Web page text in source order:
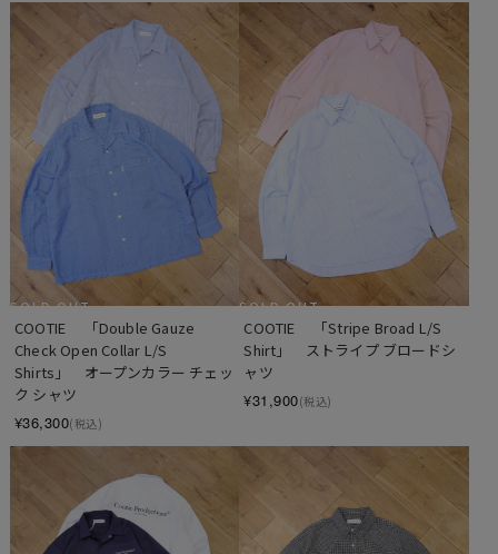
SOLD OUT
COOTIE 　「Double Gauze
Check Open Collar L/S
Shirts」　オープンカラー チェッ
ク シャツ
¥36,300(税込)
SOLD OUT
COOTIE 　「Stripe Broad L/S
Shirt」　ストライプ ブロードシ
ャツ
¥31,900(税込)